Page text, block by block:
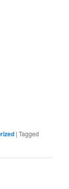
|Tagged